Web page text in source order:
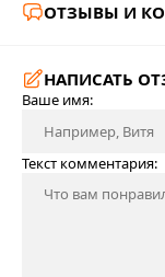
ОТЗЫВЫ И
НАПИСАТЬ
Ваше имя:
Текст комментария: